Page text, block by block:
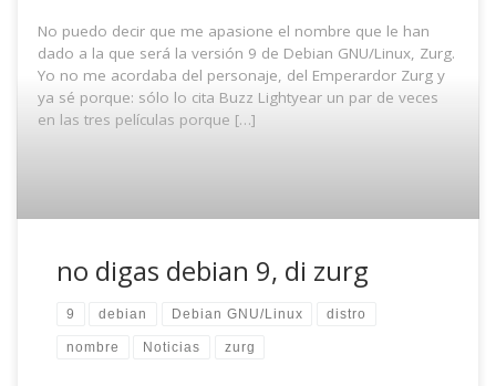
No puedo decir que me apasione el nombre que le han
dado a la que será la versión 9 de Debian GNU/Linux, Zurg.
Yo no me acordaba del personaje, del Emperardor Zurg y
ya sé porque: sólo lo cita Buzz Lightyear un par de veces
en las tres películas porque […]
no digas debian 9, di zurg
9 debian Debian GNU/Linux distro
nombre Noticias zurg